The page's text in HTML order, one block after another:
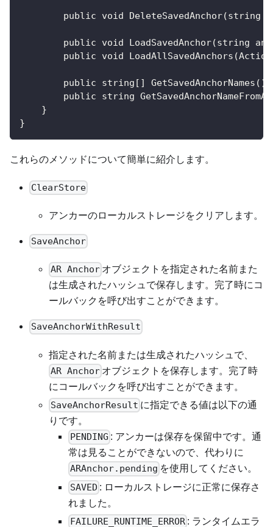
public void DeleteSavedAnchor(string
public void LoadSavedAnchor(string
        public void LoadAllSavedAnchors(Action
        public string[] GetSavedAnchorNames();
public string
    }
}
これらのメソッドについて簡単に紹介します。
ClearStore
アンカーのローカルストレージをクリアします。
SaveAnchor
AR Anchor オブジェクトを指定された名前また
は生成されたハッシュで保存します。完了時にコ
ールバックを呼び出すことができます。
SaveAnchorWithResult
指定された名前または生成されたハッシュで、
AR Anchor オブジェクトを保存します。完了時
にコールバックを呼び出すことができます。
SaveAnchorResult に指定できる値は以下の通
りです。
PENDING : アンカーは保存を保留中です。通
常は見ることができないので、代わりに
ARAnchor.pending を使用してください。
SAVED : ローカルストレージに正常に保存さ
れました。
FAILURE_RUNTIME_ERROR : ランタイムエラ